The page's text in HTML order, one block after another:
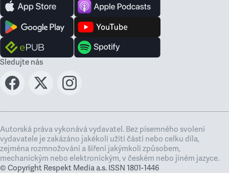
Sledujte nás
Autorská práva vykonává vydavatel. Bez písemného svolení
vydavatele je zakázáno jakékoli užití částí nebo celku díla,
zejména rozmnožování a šíření jakýmkoli způsobem,
mechanickým nebo elektronickým, v českém nebo jiném jazyce.
© Copyright Respekt Media a.s. ISSN 1801-1446